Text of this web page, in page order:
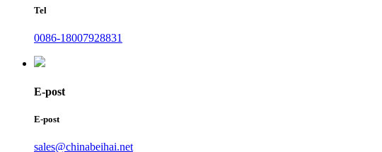
Tel
0086-18007928831
E-post
E-post
sales@chinabeihai.net